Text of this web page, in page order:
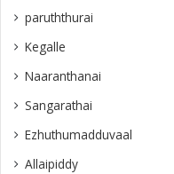
paruththurai
Kegalle
Naaranthanai
Sangarathai
Ezhuthumadduvaal
Allaipiddy